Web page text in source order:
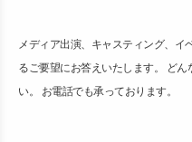
メディア出演、キャスティング、
るご要望にお答えいたします。 ど
い。 お電話でも承っております。